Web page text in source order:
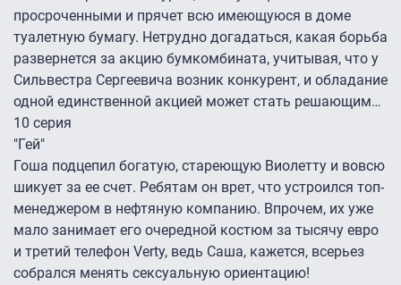
просроченными и прячет всю имеющуюся в доме
туалетную бумагу. Нетрудно догадаться, какая борьба
развернется за акцию бумкомбината, учитывая, что у
Сильвестра Сергеевича возник конкурент, и обладание
одной единственной акцией может стать решающим…
10 серия
"Гей"
Гоша подцепил богатую, стареющую Виолетту и вовсю
шикует за ее счет. Ребятам он врет, что устроился топ-
менеджером в нефтяную компанию. Впрочем, их уже
мало занимает его очередной костюм за тысячу евро
и третий телефон Verty, ведь Саша, кажется, всерьез
собрался менять сексуальную ориентацию!